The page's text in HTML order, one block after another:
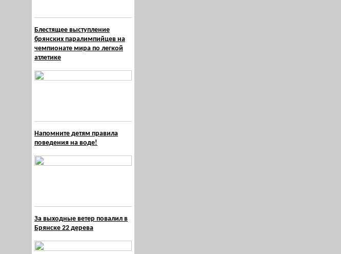
Блестящее выступление
брянских паралимпийцев на
чемпионате мира по легкой
атлетике
Напомните детям правила
поведения на воде!
За выходные ветер повалил в
Брянске 22 дерева